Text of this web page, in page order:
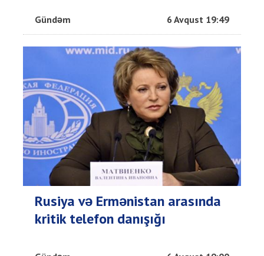
Gündəm 6 Avqust 19:49
Rusiya və Ermənistan arasında
kritik telefon danışığı